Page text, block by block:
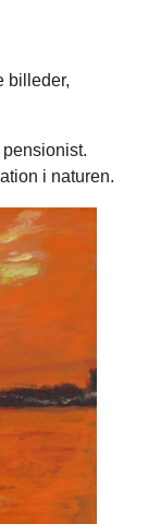
billeder,
i naturen.